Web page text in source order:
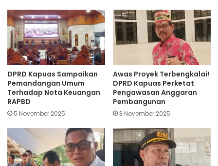
DPRD Kapuas Sampaikan
Pemandangan Umum
Terhadap Nota Keuangan
RAPBD
5 November 2025
Awas Proyek Terbengkalai!
DPRD Kapuas Perketat
Pengawasan Anggaran
Pembangunan
3 November 2025